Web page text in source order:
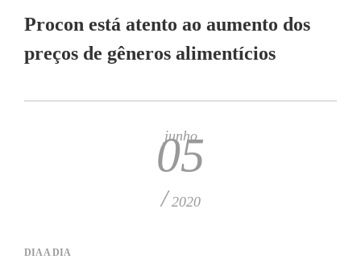
Procon está atento ao aumento dos
preços de gêneros alimentícios
junho
05
/ 2020
DIA A DIA